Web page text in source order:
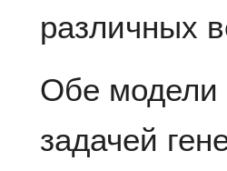
различных
Обе модели
задачей